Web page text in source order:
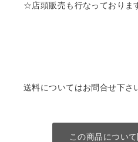
☆店頭販売も行なっておりま
送料についてはお問合せ下さ
この商品につい